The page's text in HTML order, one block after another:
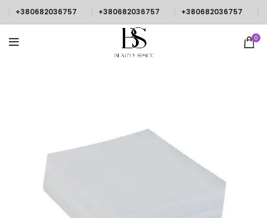
+380682036757 +380682036757 +380682036757
0